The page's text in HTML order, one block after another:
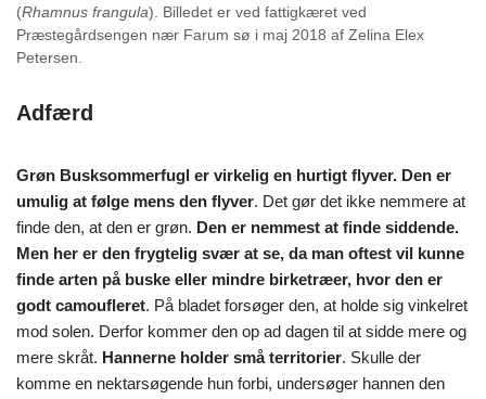
(Rhamnus frangula). Billedet er ved fattigkæret ved
Præstegårdsengen nær Farum sø i maj 2018 af Zelina Elex
Petersen.
Adfærd
Grøn Busksommerfugl er virkelig en hurtigt flyver. Den er
umulig at følge mens den flyver. Det gør det ikke nemmere at
finde den, at den er grøn. Den er nemmest at finde siddende.
Men her er den frygtelig svær at se, da man oftest vil kunne
finde arten på buske eller mindre birketræer, hvor den er
godt camoufleret. På bladet forsøger den, at holde sig vinkelret
mod solen. Derfor kommer den op ad dagen til at sidde mere og
mere skråt. Hannerne holder små territorier. Skulle der
komme en nektarsøgende hun forbi, undersøger hannen den